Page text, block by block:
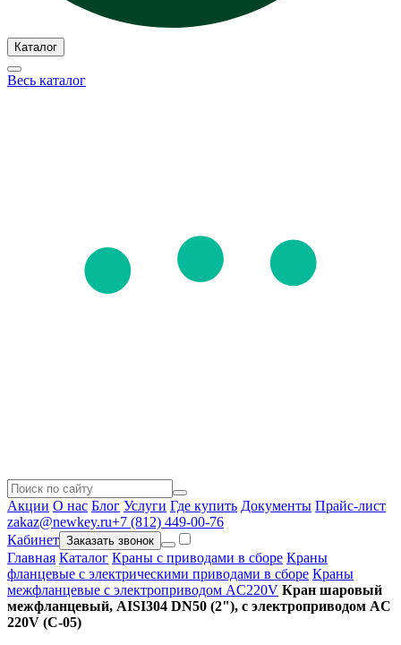
Каталог
Весь каталог
Акции О нас Блог Услуги Где купить Документы Прайс-лист
zakaz@newkey.ru+7 (812) 449-00-76
Кабинет Заказать звонок
Главная Каталог Краны с приводами в сборе Краны
фланцевые с электрическими приводами в сборе Краны
межфланцевые с электроприводом AC220V Кран шаровый
межфланцевый, AISI304 DN50 (2"), с электроприводом AC
220V (С-05)